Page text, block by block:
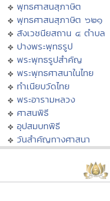
พุทธศาสนสุภาษิต
พุทธศาสนสุภาษิต ๖๒๑
สังเวชนียสถาน ๔ ตำบล
ปางพระพุทธรูป
พระพุทธรูปสำคัญ
พระพุทธศาสนาในไทย
ทำเนียบวัดไทย
พระอารามหลวง
ศาสนพิธี
อุปสมบทพิธี
วันสำคัญทางศาสนา